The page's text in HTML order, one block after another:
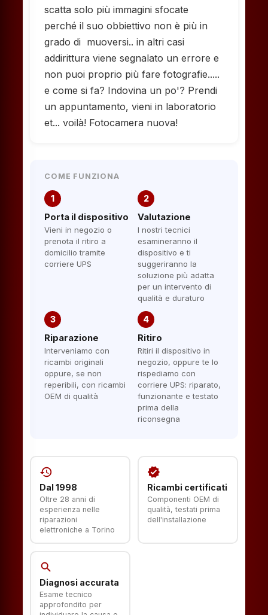
scatta solo più immagini sfocate
perché il suo obbiettivo non è più in
grado di muoversi.. in altri casi
addirittura viene segnalato un errore e
non puoi proprio più fare fotografie.....
e come si fa? Indovina un po'? Prendi
un appuntamento, vieni in laboratorio
et... voilà! Fotocamera nuova!
COME FUNZIONA
1
Porta il dispositivo
Vieni in negozio o
prenota il ritiro a
domicilio tramite
corriere UPS
2
Valutazione
I nostri tecnici
esamineranno il
dispositivo e ti
suggeriranno la
soluzione più adatta
per un intervento di
qualità e duraturo
3
Riparazione
Interveniamo con
ricambi originali
oppure, se non
reperibili, con ricambi
OEM di qualità
4
Ritiro
Ritiri il dispositivo in
negozio, oppure te lo
rispediamo con
corriere UPS: riparato,
funzionante e testato
prima della
riconsegna
history
Dal 1998
Oltre 28 anni di
esperienza nelle
riparazioni
elettroniche a Torino
verified
Ricambi certificati
Componenti OEM di
qualità, testati prima
dell'installazione
search
Diagnosi accurata
Esame tecnico
approfondito per